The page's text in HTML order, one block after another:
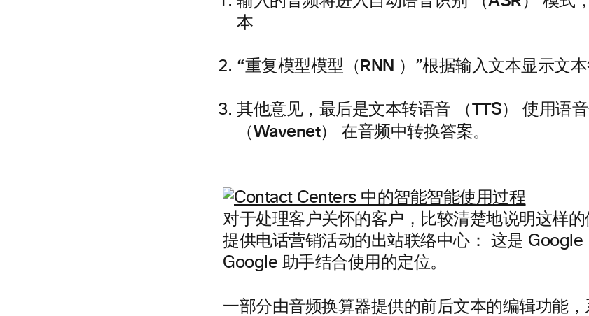
本
“重复模型模型（RNN ）”根据输入文本显示文
其他意见，最后是文本转语音 （TTS） 使用语
（Wavenet）
在音频中转换答案。
对于处理客户关怀的客户，比较清楚地说明这样
提供电话营销活动的出站联络中心： 这是 Google
Google 助手结合使用的定位。
一部分由音频换算器提供的前后文本的编辑功能